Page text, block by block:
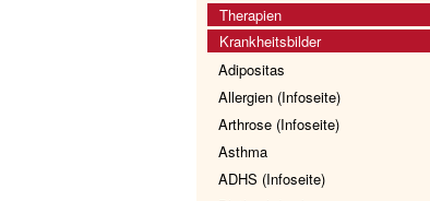
Therapien
Krankheitsbilder
Adipositas
Allergien (Infoseite)
Arthrose (Infoseite)
Asthma
ADHS (Infoseite)